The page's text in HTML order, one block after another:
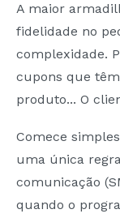
A maior
fidelidade no
complexidade.
cupons que
produto... O
Comece
uma única
comunicação
quando o